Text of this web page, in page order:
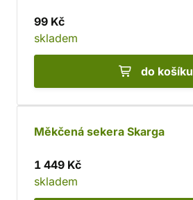
99 Kč
skladem
do košíku
Měkčená sekera Skarga
1 449 Kč
skladem